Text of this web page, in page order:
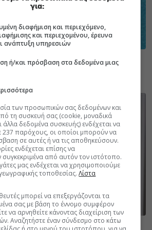
για την ασφάλεια στο νερό
για:
διαφήμιση και περιεχόμενο,
και περιεχομένου, έρευνα
ανάπτυξη υπηρεσιών
ή/και πρόσβαση στα δεδομένα μιας
των προσωπικών σας δεδομένων και
τη συσκευή σας (cookie, μοναδικά
άλλα δεδομένα συσκευής) ενδέχεται να
237 παρόχους, οι οποίοι μπορούν να
σε αυτές ή να τις αποθηκεύσουν.
ενδέχεται επίσης να
από αυτόν τον ιστότοπο.
μας ενδέχεται να χρησιμοποιούμε
τοποθεσίας.Λίστα
μπορεί να επεξεργάζονται τα
σας με βάση το έννομο συμφέρον
να αρνηθείτε κάνοντας διαχείριση των
Αναζητήστε έναν σύνδεσμο στο κάτω